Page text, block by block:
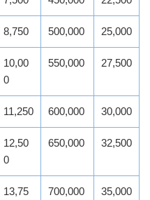
8,750 500,000 25,000
10,00
0
550,000 27,500
11,250 600,000 30,000
12,50
0
650,000 32,500
13,75
700,000 35,000